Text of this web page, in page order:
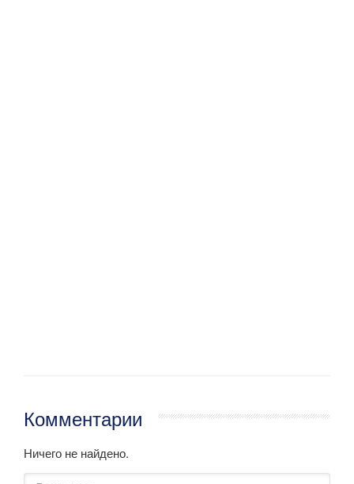
Комментарии
Ничего не найдено.